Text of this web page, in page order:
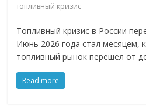
топливный кризис
Топливный кризис в России
Июнь 2026 года стал месяцем,
топливный рынок перешёл от
Read more